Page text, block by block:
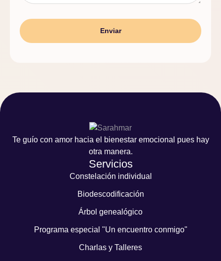
Enviar
Te guío con amor hacia el bienestar emocional pues hay
otra manera.
Servicios
Constelación individual
Biodescodificación
Árbol genealógico
Programa especial "Un encuentro conmigo"
Charlas y Talleres